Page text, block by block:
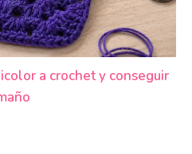
a crochet y conseguir